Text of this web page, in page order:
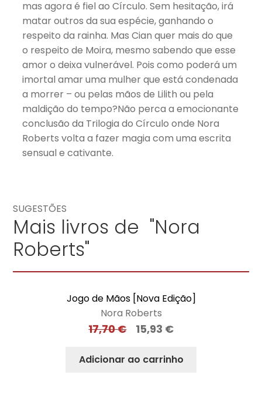
mas agora é fiel ao Círculo. Sem hesitação, irá
matar outros da sua espécie, ganhando o
respeito da rainha. Mas Cian quer mais do que
o respeito de Moira, mesmo sabendo que esse
amor o deixa vulnerável. Pois como poderá um
imortal amar uma mulher que está condenada
a morrer – ou pelas mãos de Lilith ou pela
maldição do tempo?Não perca a emocionante
conclusão da Trilogia do Círculo onde Nora
Roberts volta a fazer magia com uma escrita
sensual e cativante.
SUGESTÕES
Mais livros de "Nora
Roberts"
Jogo de Mãos [Nova Edição]
Nora Roberts
17,70€ 15,93 €
Adicionar ao carrinho